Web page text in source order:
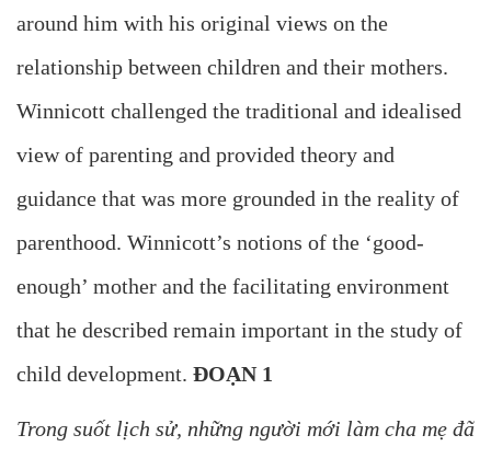
around him with his original views on the
relationship between children and their mothers.
Winnicott challenged the traditional and idealised
view of parenting and provided theory and
guidance that was more grounded in the reality of
parenthood. Winnicott’s notions of the ‘good-
enough’ mother and the facilitating environment
that he described remain important in the study of
child development. ĐOẠN 1
Trong suốt lịch sử, những người mới làm cha mẹ đã